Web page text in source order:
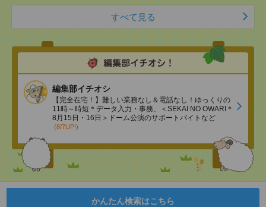
すべて見る
編集部イチオシ
【完全在宅！】難しい業務なし＆電話なし！ゆっくりの
11時～時短＊データ入力・事務、＜SEKAI NO OWARI＊
8月15日・16日＞ドーム公演のサポートバイトなど
(8/7UP!)
かんたん検索はこちら